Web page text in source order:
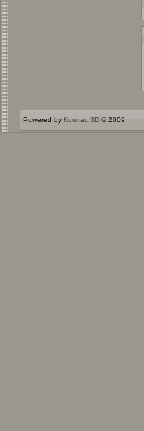
Powered by Компас 3D © 2009